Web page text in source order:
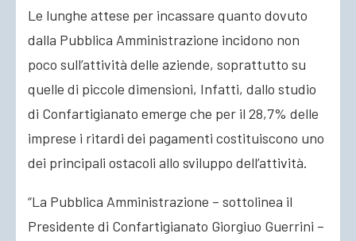
Le lunghe attese per incassare quanto dovuto
dalla Pubblica Amministrazione incidono non
poco sull’attività delle aziende, soprattutto su
quelle di piccole dimensioni, Infatti, dallo studio
di Confartigianato emerge che per il 28,7% delle
imprese i ritardi dei pagamenti costituiscono uno
dei principali ostacoli allo sviluppo dell’attività.
“La Pubblica Amministrazione – sottolinea il
Presidente di Confartigianato Giorgiuo Guerrini –